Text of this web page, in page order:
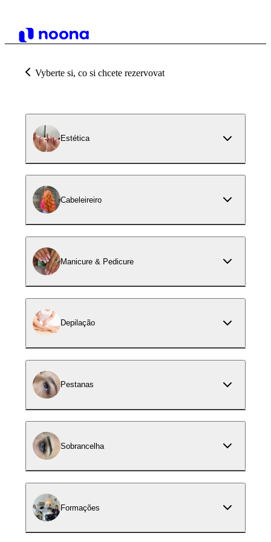
Vyberte si, co si chcete rezervovat
Estética
Cabeleireiro
Manicure & Pedicure
Depilação
Pestanas
Sobrancelha
Formações